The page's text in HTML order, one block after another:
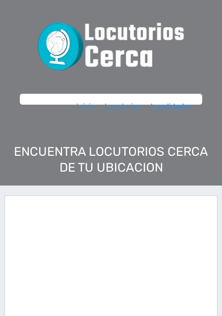
Inicio Locutorios Localidades
ENCUENTRA LOCUTORIOS CERCA
DE TU UBICACION